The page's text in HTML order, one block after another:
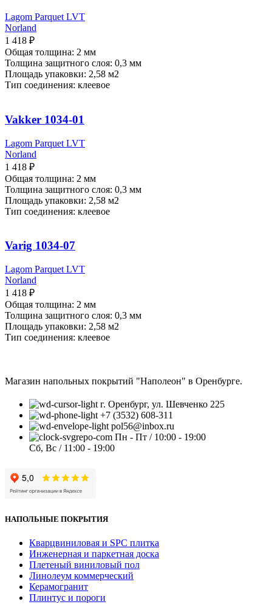
Lagom Parquet LVT
Norland
1 418 ₽
Общая толщина: 2 мм
Толщина защитного слоя: 0,3 мм
Площадь упаковки: 2,58 м2
Тип соединения: клеевое
Vakker 1034-01
Lagom Parquet LVT
Norland
1 418 ₽
Общая толщина: 2 мм
Толщина защитного слоя: 0,3 мм
Площадь упаковки: 2,58 м2
Тип соединения: клеевое
Varig 1034-07
Lagom Parquet LVT
Norland
1 418 ₽
Общая толщина: 2 мм
Толщина защитного слоя: 0,3 мм
Площадь упаковки: 2,58 м2
Тип соединения: клеевое
Магазин напольных покрытий "Наполеон" в Оренбурге.
г. Оренбург, ул. Шевченко 225
+7 (3532) 608-311
pol56@inbox.ru
Пн - Пт / 10:00 - 19:00
Сб, Вс / 11:00 - 19:00
НАПОЛЬНЫЕ ПОКРЫТИЯ
Кварцвиниловая и SPC плитка
Инженерная и паркетная доска
Плетеный виниловый пол
Линолеум коммерческий
Керамогранит
Плинтус и пороги